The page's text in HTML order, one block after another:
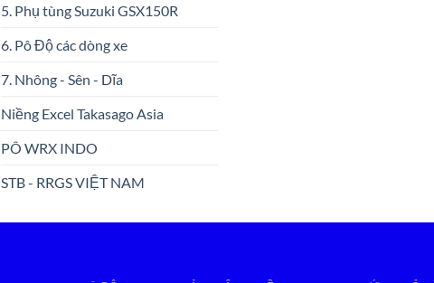
5. Phụ tùng Suzuki GSX150R
6. Pô Độ các dòng xe
7. Nhông - Sên - Dĩa
Niềng Excel Takasago Asia
PÔ WRX INDO
STB - RRGS VIỆT NAM